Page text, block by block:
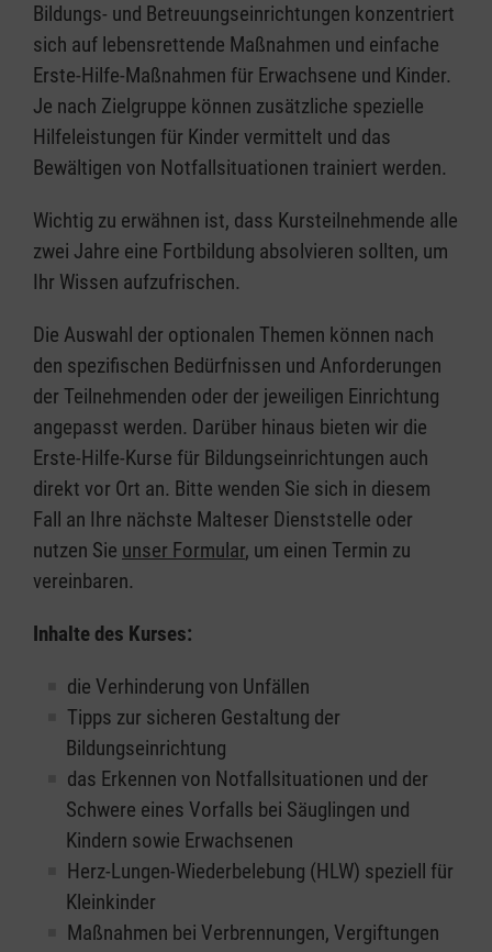
Bildungs- und Betreuungseinrichtungen konzentriert
sich auf lebensrettende Maßnahmen und einfache
Erste-Hilfe-Maßnahmen für Erwachsene und Kinder.
Je nach Zielgruppe können zusätzliche spezielle
Hilfeleistungen für Kinder vermittelt und das
Bewältigen von Notfallsituationen trainiert werden.
Wichtig zu erwähnen ist, dass Kursteilnehmende alle
zwei Jahre eine Fortbildung absolvieren sollten, um
Ihr Wissen aufzufrischen.
Die Auswahl der optionalen Themen können nach
den spezifischen Bedürfnissen und Anforderungen
der Teilnehmenden oder der jeweiligen Einrichtung
angepasst werden. Darüber hinaus bieten wir die
Erste-Hilfe-Kurse für Bildungseinrichtungen auch
direkt vor Ort an. Bitte wenden Sie sich in diesem
Fall an Ihre nächste Malteser Dienststelle oder
nutzen Sie unser Formular, um einen Termin zu
vereinbaren.
Inhalte des Kurses:
die Verhinderung von Unfällen
Tipps zur sicheren Gestaltung der
Bildungseinrichtung
das Erkennen von Notfallsituationen und der
Schwere eines Vorfalls bei Säuglingen und
Kindern sowie Erwachsenen
Herz-Lungen-Wiederbelebung (HLW) speziell für
Kleinkinder
Maßnahmen bei Verbrennungen, Vergiftungen